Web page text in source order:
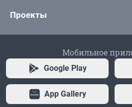
Проекты
Мобильное
Google Play
App Gallery